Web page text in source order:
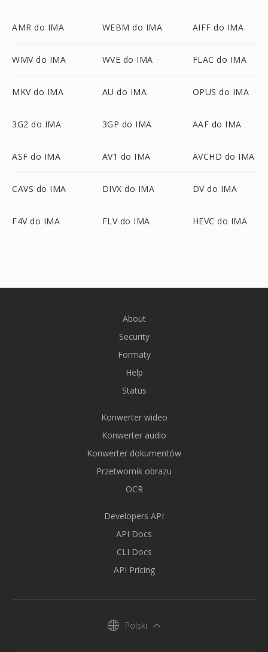
AMR do IMA WEBM do IMA AIFF do IMA
WMV do IMA WVE do IMA FLAC do IMA
MKV do IMA AU do IMA OPUS do IMA
3G2 do IMA 3GP do IMA AAF do IMA
ASF do IMA AV1 do IMA AVCHD do IMA
CAVS do IMA DIVX do IMA DV do IMA
F4V do IMA FLV do IMA HEVC do IMA
About
Security
Formaty
Help
Status
Konwerter wideo
Konwerter audio
Konwerter dokumentów
Przetwornik obrazu
OCR
Developers API
API Docs
CLI Docs
API Pricing
Polski